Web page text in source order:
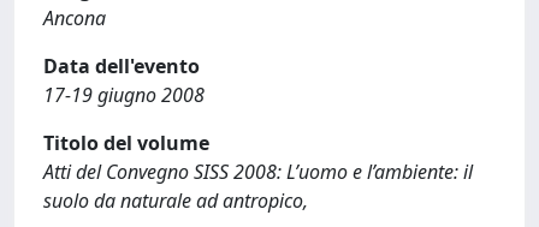
Ancona
Data dell'evento
17-19 giugno 2008
Titolo del volume
Atti del Convegno SISS 2008: L’uomo e l’ambiente: il
suolo da naturale ad antropico,